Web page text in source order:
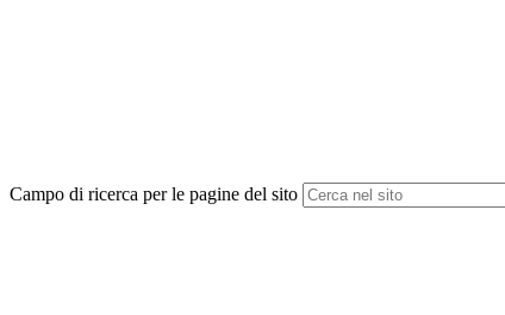
Campo di ricerca per le pagine del sito